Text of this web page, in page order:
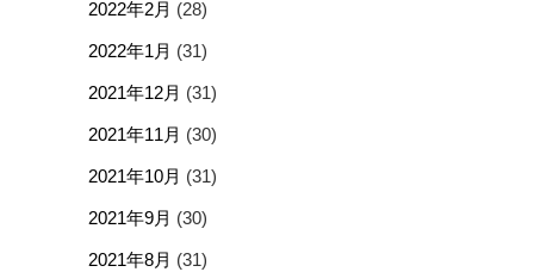
2022年2月 (28)
2022年1月 (31)
2021年12月 (31)
2021年11月 (30)
2021年10月 (31)
2021年9月 (30)
2021年8月 (31)